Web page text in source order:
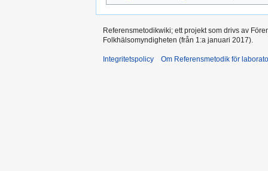
Referensmetodikwiki; ett projekt som drivs av
Folkhälsomyndigheten (från 1:a januari 2017).
Integritetspolicy Om Referensmetodik för